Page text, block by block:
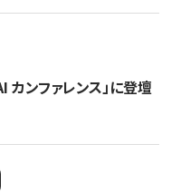
ンファレンス」に登壇